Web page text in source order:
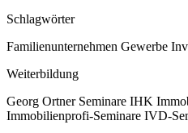
Schlagwörter
Familienunternehmen Gewerbe
Weiterbildung
Georg Ortner Seminare IHK
Immobilienprofi-Seminare IVD-